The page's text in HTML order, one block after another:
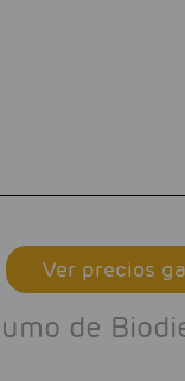
Ver precios
de